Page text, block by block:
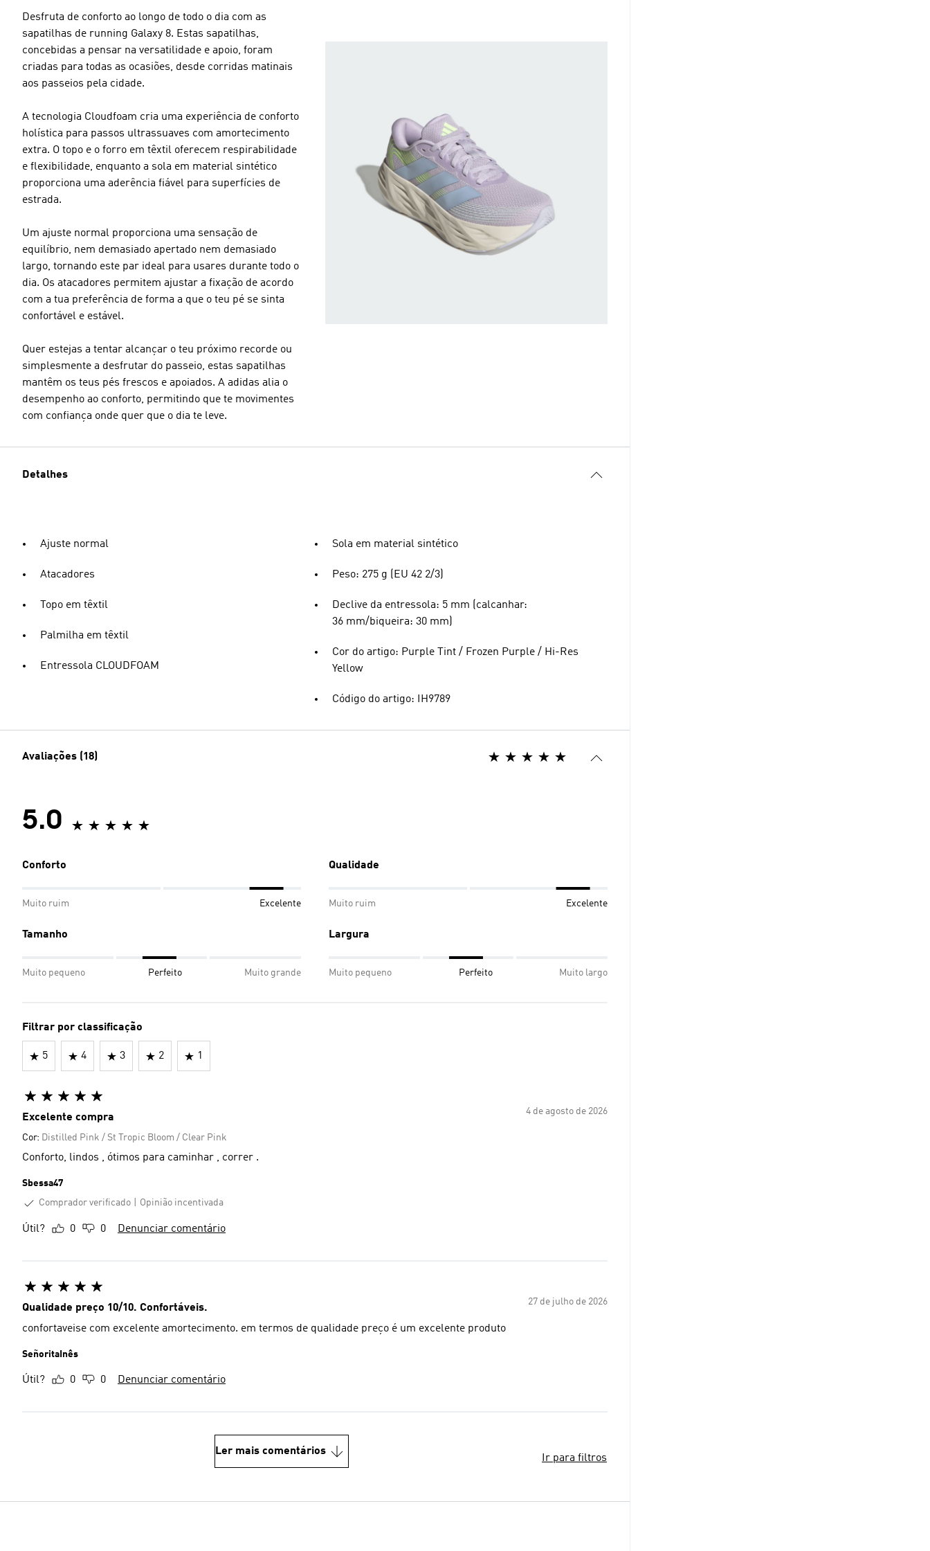
Desfruta de conforto ao longo de todo o dia com as
sapatilhas de running Galaxy 8. Estas sapatilhas,
concebidas a pensar na versatilidade e apoio, foram
criadas para todas as ocasiões, desde corridas matinais
aos passeios pela cidade.
A tecnologia Cloudfoam cria uma experiência de conforto
holística para passos ultrassuaves com amortecimento
extra. O topo e o forro em têxtil oferecem respirabilidade
e flexibilidade, enquanto a sola em material sintético
proporciona uma aderência fiável para superfícies de
estrada.
Um ajuste normal proporciona uma sensação de
equilíbrio, nem demasiado apertado nem demasiado
largo, tornando este par ideal para usares durante todo o
dia. Os atacadores permitem ajustar a fixação de acordo
com a tua preferência de forma a que o teu pé se sinta
confortável e estável.
Quer estejas a tentar alcançar o teu próximo recorde ou
simplesmente a desfrutar do passeio, estas sapatilhas
mantêm os teus pés frescos e apoiados. A adidas alia o
desempenho ao conforto, permitindo que te movimentes
com confiança onde quer que o dia te leve.
Detalhes
Ajuste normal
Atacadores
Topo em têxtil
Palmilha em têxtil
Entressola CLOUDFOAM
Sola em material sintético
Peso: 275 g (EU 42 2/3)
Declive da entressola: 5 mm (calcanhar:
36 mm/biqueira: 30 mm)
Cor do artigo: Purple Tint / Frozen Purple / Hi-Res
Yellow
Código do artigo: IH9789
Avaliações (18)
5.0
Conforto
Muito ruim Excelente
Qualidade
Muito ruim Excelente
Tamanho
Muito pequeno Perfeito Muito grande
Largura
Muito pequeno Perfeito Muito largo
Filtrar por classificação
5 4 3 2 1
4 de agosto de 2026
Excelente compra
Cor: Distilled Pink / St Tropic Bloom / Clear Pink
Conforto, lindos , ótimos para caminhar , correr .
Sbessa47
Comprador verificado
Opinião incentivada
Útil? 0 0 Denunciar comentário
27 de julho de 2026
Qualidade preço 10/10. Confortáveis.
confortaveise com excelente amortecimento. em termos de qualidade preço é um excelente produto
SeñoritaInês
Útil? 0 0 Denunciar comentário
Ler mais comentários
Ir para filtros